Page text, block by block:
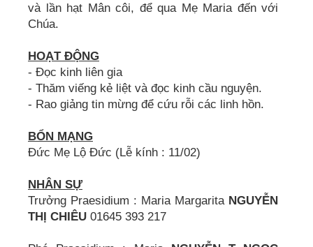
và lần hạt Mân côi, để qua Mẹ Maria đến với
Chúa.
HOẠT ĐỘNG
- Đọc kinh liên gia
- Thăm viếng kẻ liệt và đọc kinh cầu nguyện.
- Rao giảng tin mừng để cứu rỗi các linh hồn.
BỔN MẠNG
Đức Mẹ Lộ Đức (Lễ kính : 11/02)
NHÂN SỰ
Trưởng Praesidium : Maria Margarita NGUYỄN
THỊ CHIÊU 01645 393 217